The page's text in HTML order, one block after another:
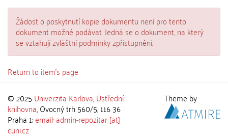
Žádost o poskytnutí kopie dokumentu není pro tento
dokument možné podávat. Jedná se o dokument, na který
se vztahují zvláštní podmínky zpřístupnění.
Return to item's page
© 2025 Univerzita Karlova,Ústřední
knihovna, Ovocný trh 560/5, 116 36
Praha 1;email: admin-repozitar [at]
cuni.cz
Theme by